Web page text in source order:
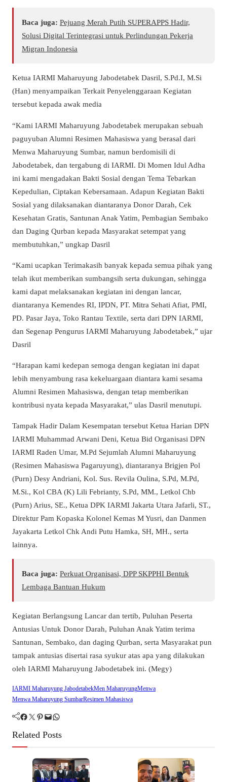
Baca juga: Pejuang Merah Putih SUPERAPPS Hadir,
Solusi Digital Terintegrasi untuk Perlindungan Pekerja
Migran Indonesia
Ketua IARMI Maharuyung Jabodetabek Dasril, S.Pd.I, M.Si
(Han) menyampaikan Terkait Penyelenggaraan Kegiatan
tersebut kepada awak media
“Kami IARMI Maharuyung Jabodetabek merupakan sebuah
paguyuban Alumni Resimen Mahasiswa yang berasal dari
Menwa Maharuyung Sumbar, namun berdomisili di
Jabodetabek, dan tergabung di IARMI. Di Momen Idul Adha
ini kami mengadakan Bakti Sosial dengan Tema Tebarkan
Kepedulian, Ciptakan Kebersamaan. Adapun Kegiatan Bakti
Sosial yang dilaksanakan diantaranya Donor Darah, Cek
Kesehatan Gratis, Santunan Anak Yatim, Pembagian Sembako
dan Daging Qurban kepada Masyarakat setempat yang
membutuhkan,” ungkap Dasril
“Kami ucapkan Terimakasih banyak kepada semua pihak yang
telah ikut memberikan sumbangsih serta dukungan, sehingga
kami dapat melaksanakan kegiatan ini dengan lancar,
diantaranya Kemendes RI, IPDN, PT. Mitra Sehati Afiat, PMI,
PD. Pasar Jaya, Toko Rantau Textile, serta dari DPN IARMI,
dan Segenap Pengurus IARMI Maharuyung Jabodetabek,” ujar
Dasril
“Harapan kami kedepan semoga dengan kegiatan ini dapat
lebih menyambung rasa kekeluargaan diantara kami sesama
Alumni Resimen Mahasiswa, dengan tetap memberikan
kontribusi nyata kepada Masyarakat,” ulas Dasril menutupi.
Tampak Hadir Dalam Kesempatan tersebut Ketua Harian DPN
IARMI Muhammad Arwani Deni, Ketua Bid Organisasi DPN
IARMI Raden Umar, M.Pd Sejumlah Alumni Maharuyung
(Resimen Mahasiswa Pagaruyung), diantaranya Brigjen Pol
(Purn) Desy Andriani, Kol. Sus. Revila Oulina, S.Pd, M.Pd,
M.Si., Kol CBA (K) Lili Febrianty, S.Pd, MM., Letkol Chb
(Purn) Arius, SE., Ketua DPK IARMI Jakarta Utara Jafarli, ST.,
Direktur Pam Kopaska Kolonel Kemas M Yusri, dan Danmen
Jayakarta Letkol Chk Andi Putu Hamka, SH, MH., serta
lainnya.
Baca juga: Perkuat Organisasi, DPP SKPPHI Bentuk
Lembaga Bantuan Hukum
Kegiatan Berlangsung Lancar dan tertib, Puluhan Peserta
Antusias Untuk Donor Darah, Puluhan Anak Yatim terima
Santunan, Sembako, dan daging Qurban, serta Masyarakat pun
tampak antusias disertai rasa syukur atas apa yang dilakukan
oleh IARMI Maharuyung Jabodetabek ini. (Megy)
IARMI Maharuyung JabodetabekMen MaharuyungMenwa
Menwa Maharuyung SumbarResimen Mahasiswa
Facebook Twitter Pinterest Mail WhatsApp
Related Posts
Tokoh & Organisasi